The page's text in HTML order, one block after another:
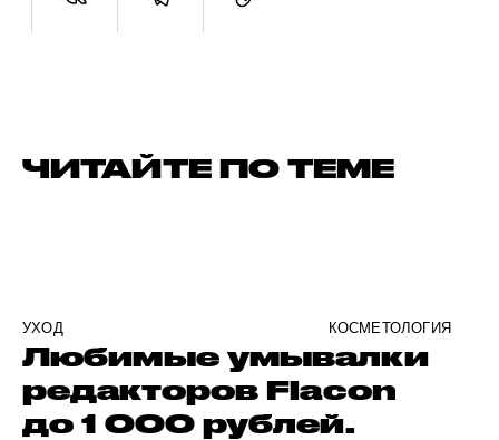
ЧИТАЙТЕ ПО ТЕМЕ
УХОД КОСМЕТОЛОГИЯ
Любимые умывалки
редакторов Flacon
до 1 000 рублей.